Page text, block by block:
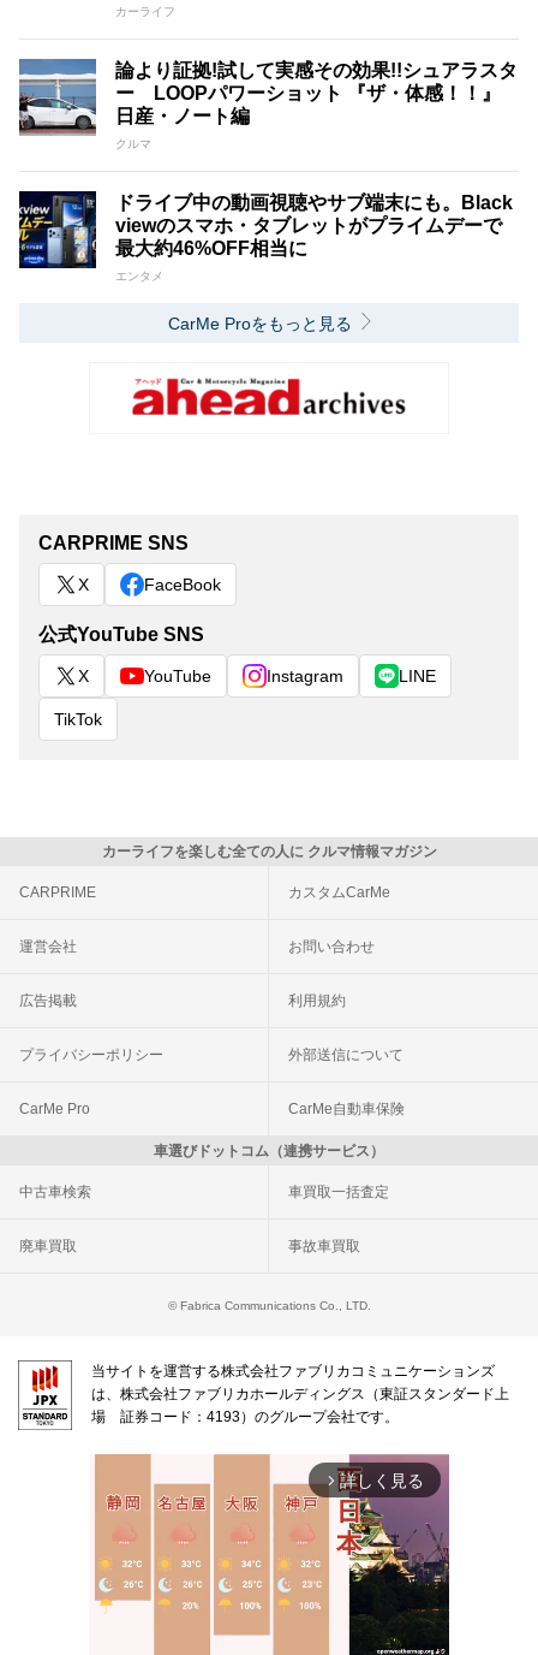
カーライフ
論より証拠!試して実感その効果!!シュアラスタ
ー LOOPパワーショット 『ザ・体感！！』
日産・ノート編
クルマ
ドライブ中の動画視聴やサブ端末にも。Black
viewのスマホ・タブレットがプライムデーで
最大約46%OFF相当に
エンタメ
CarMe Proをもっと見る
CARPRIME SNS
X FaceBook
公式YouTube SNS
X YouTube Instagram LINE
TikTok
カーライフを楽しむ全ての人に クルマ情報マガジン
CARPRIME カスタムCarMe
運営会社 お問い合わせ
広告掲載 利用規約
プライバシーポリシー 外部送信について
CarMe Pro CarMe自動車保険
車選びドットコム（連携サービス）
中古車検索 車買取一括査定
廃車買取 事故車買取
© Fabrica Communications Co., LTD.
当サイトを運営する株式会社ファブリカコミュニケーションズ
は、株式会社ファブリカホールディングス（東証スタンダード上
場 証券コード：4193）のグループ会社です。
arrow_forward_ios 詳しく見る